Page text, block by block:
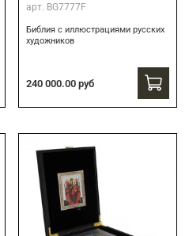
арт. BG7777F
Библия с иллюстрациями русских
художников
240 000.00 руб